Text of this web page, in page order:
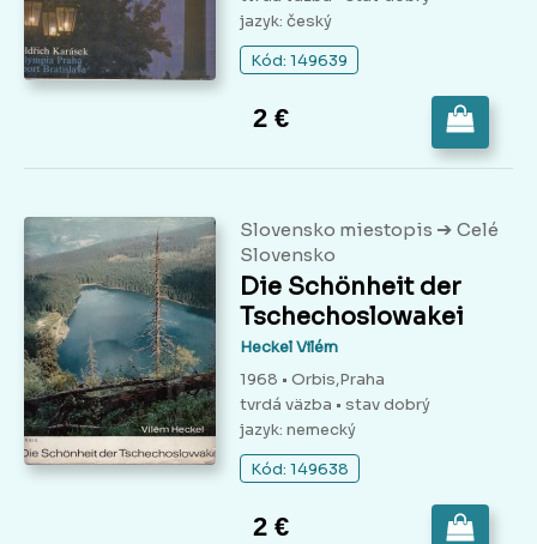
jazyk: český
Kód: 149639
2 €
Slovensko miestopis ➔ Celé
Slovensko
Die Schönheit der
Tschechoslowakei
Heckel Vilém
1968 • Orbis,Praha
tvrdá väzba • stav dobrý
jazyk: nemecký
Kód: 149638
2 €